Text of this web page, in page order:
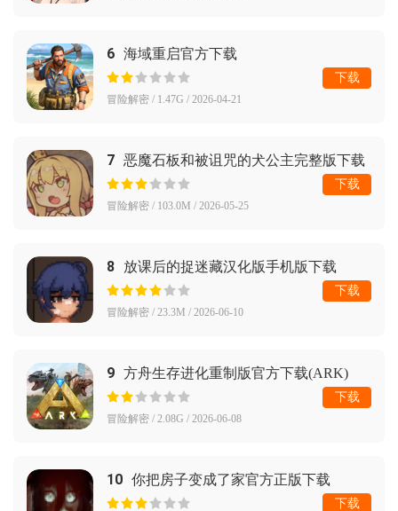
6 海域重启官方下载
冒险解密 / 1.47G / 2026-04-21
下载
7 恶魔石板和被诅咒的犬公主完整版下载
冒险解密 / 103.0M / 2026-05-25
下载
8 放课后的捉迷藏汉化版手机版下载
冒险解密 / 23.3M / 2026-06-10
下载
9 方舟生存进化重制版官方下载(ARK)
冒险解密 / 2.08G / 2026-06-08
下载
10 你把房子变成了家官方正版下载
(YouMakeThisHouseaHome)
下载